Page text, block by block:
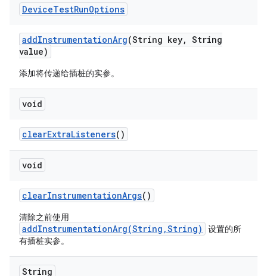
DeviceTestRunOptions
addInstrumentationArg(String key, String
value)
添加将传递给插桩的实参。
void
clearExtraListeners()
void
clearInstrumentationArgs()
清除之前使用
addInstrumentationArg(String,String)
设置的所
有插桩实参。
String